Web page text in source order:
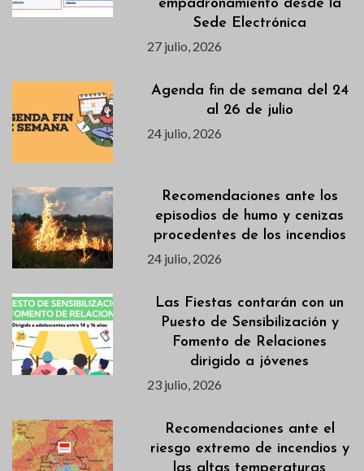
empadronamiento desde la
Sede Electrónica
27 julio, 2026
Agenda fin de semana del 24
al 26 de julio
24 julio, 2026
Recomendaciones ante los
episodios de humo y cenizas
procedentes de los incendios
24 julio, 2026
Las Fiestas contarán con un
Puesto de Sensibilización y
Fomento de Relaciones
dirigido a jóvenes
23 julio, 2026
Recomendaciones ante el
riesgo extremo de incendios y